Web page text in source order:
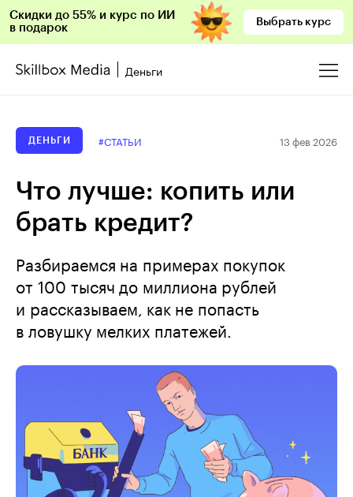
Скидки до 55% и курс по ИИ
в подарок
Выбрать курс
Деньги
ДЕНЬГИ #СТАТЬИ 13 фев 2026
Что лучше: копить или
брать кредит?
Разбираемся на примерах покупок
от 100 тысяч до миллиона рублей
и рассказываем, как не попасть
в ловушку мелких платежей.